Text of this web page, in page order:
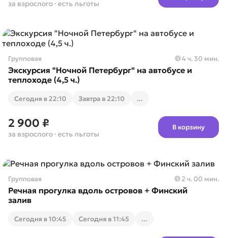
за взрослого · есть льготы
Групповая 4 ч. 30 мин.
Экскурсия "Ночной Петербург" на автобусе и
теплоходе (4,5 ч.)
Cегодня в 22:10 Завтра в 22:10 ...
2 900 ₽
за взрослого · есть льготы
В корзину
Групповая 2 ч. 00 мин.
Речная прогулка вдоль островов + Финский
залив
Cегодня в 10:45 Cегодня в 11:45 ...